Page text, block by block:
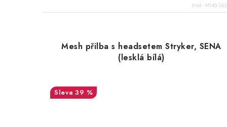
Kód: M140-
Mesh přilba s headsetem Stryker, SENA
(lesklá bílá)
39 %